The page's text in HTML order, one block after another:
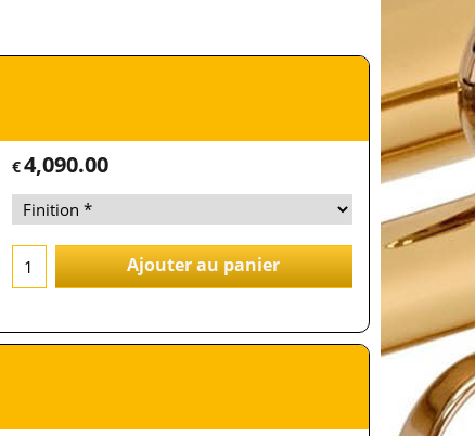
€4,090.00
Ajouter au panier